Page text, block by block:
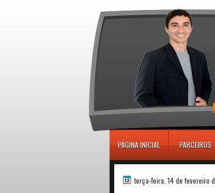
PÁGINA INICIAL PARCEIROS
terça-feira, 14 de fevereiro